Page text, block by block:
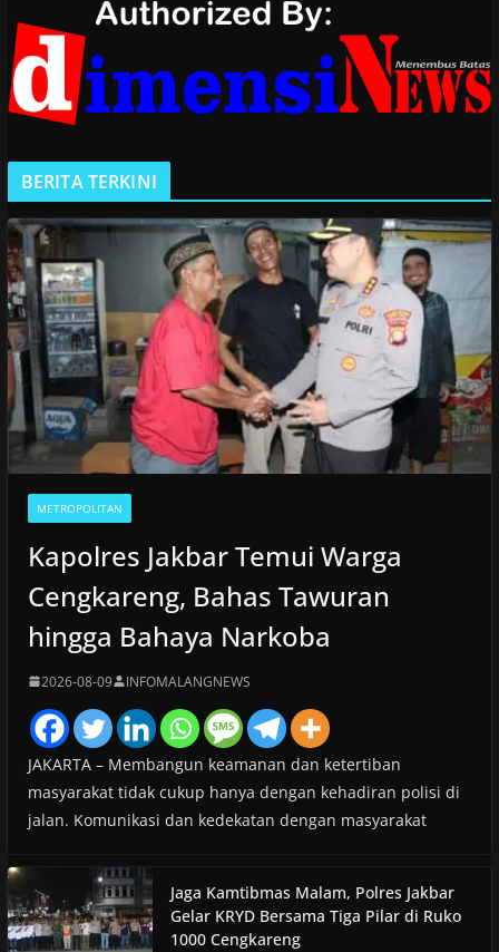
BERITA TERKINI
METROPOLITAN
Kapolres Jakbar Temui Warga
Cengkareng, Bahas Tawuran
hingga Bahaya Narkoba
2026-08-09 INFOMALANGNEWS
JAKARTA – Membangun keamanan dan ketertiban
masyarakat tidak cukup hanya dengan kehadiran polisi di
jalan. Komunikasi dan kedekatan dengan masyarakat
Jaga Kamtibmas Malam, Polres Jakbar
Gelar KRYD Bersama Tiga Pilar di Ruko
1000 Cengkareng